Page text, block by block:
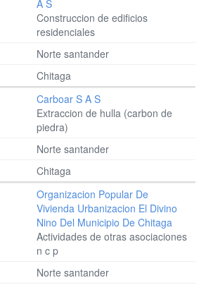
A S
Construccion de edificios
residenciales
Norte santander
Chitaga
Carboar S A S
Extraccion de hulla (carbon de
piedra)
Norte santander
Chitaga
Organizacion Popular De
Vivienda Urbanizacion El Divino
Nino Del Municipio De Chitaga
Actividades de otras asociaciones
n c p
Norte santander